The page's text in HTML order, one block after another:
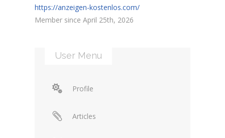
https://anzeigen-kostenlos.com/
Member since April 25th, 2026
User Menu
Profile
Articles